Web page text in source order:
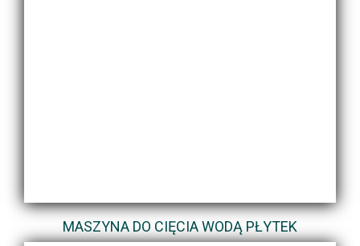
MASZYNA DO CIĘCIA WODĄ PŁYTEK